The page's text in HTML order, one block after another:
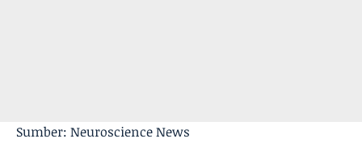
Sumber: Neuroscience News